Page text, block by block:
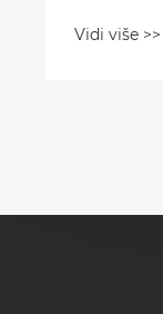
Vidi više >>